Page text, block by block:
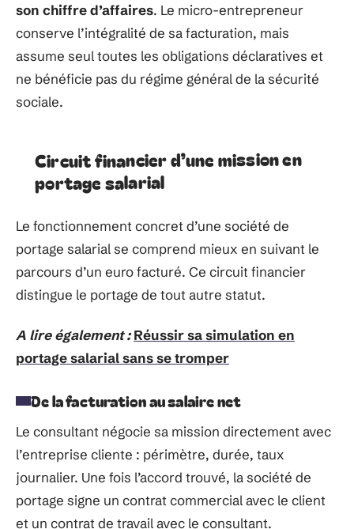
son chiffre d’affaires. Le micro-entrepreneur
conserve l’intégralité de sa facturation, mais
assume seul toutes les obligations déclaratives et
ne bénéficie pas du régime général de la sécurité
sociale.
Circuit financier d’une mission en
portage salarial
Le fonctionnement concret d’une société de
portage salarial se comprend mieux en suivant le
parcours d’un euro facturé. Ce circuit financier
distingue le portage de tout autre statut.
A lire également : Réussir sa simulation en
portage salarial sans se tromper
De la facturation au salaire net
Le consultant négocie sa mission directement avec
l’entreprise cliente : périmètre, durée, taux
journalier. Une fois l’accord trouvé, la société de
portage signe un contrat commercial avec le client
et un contrat de travail avec le consultant.